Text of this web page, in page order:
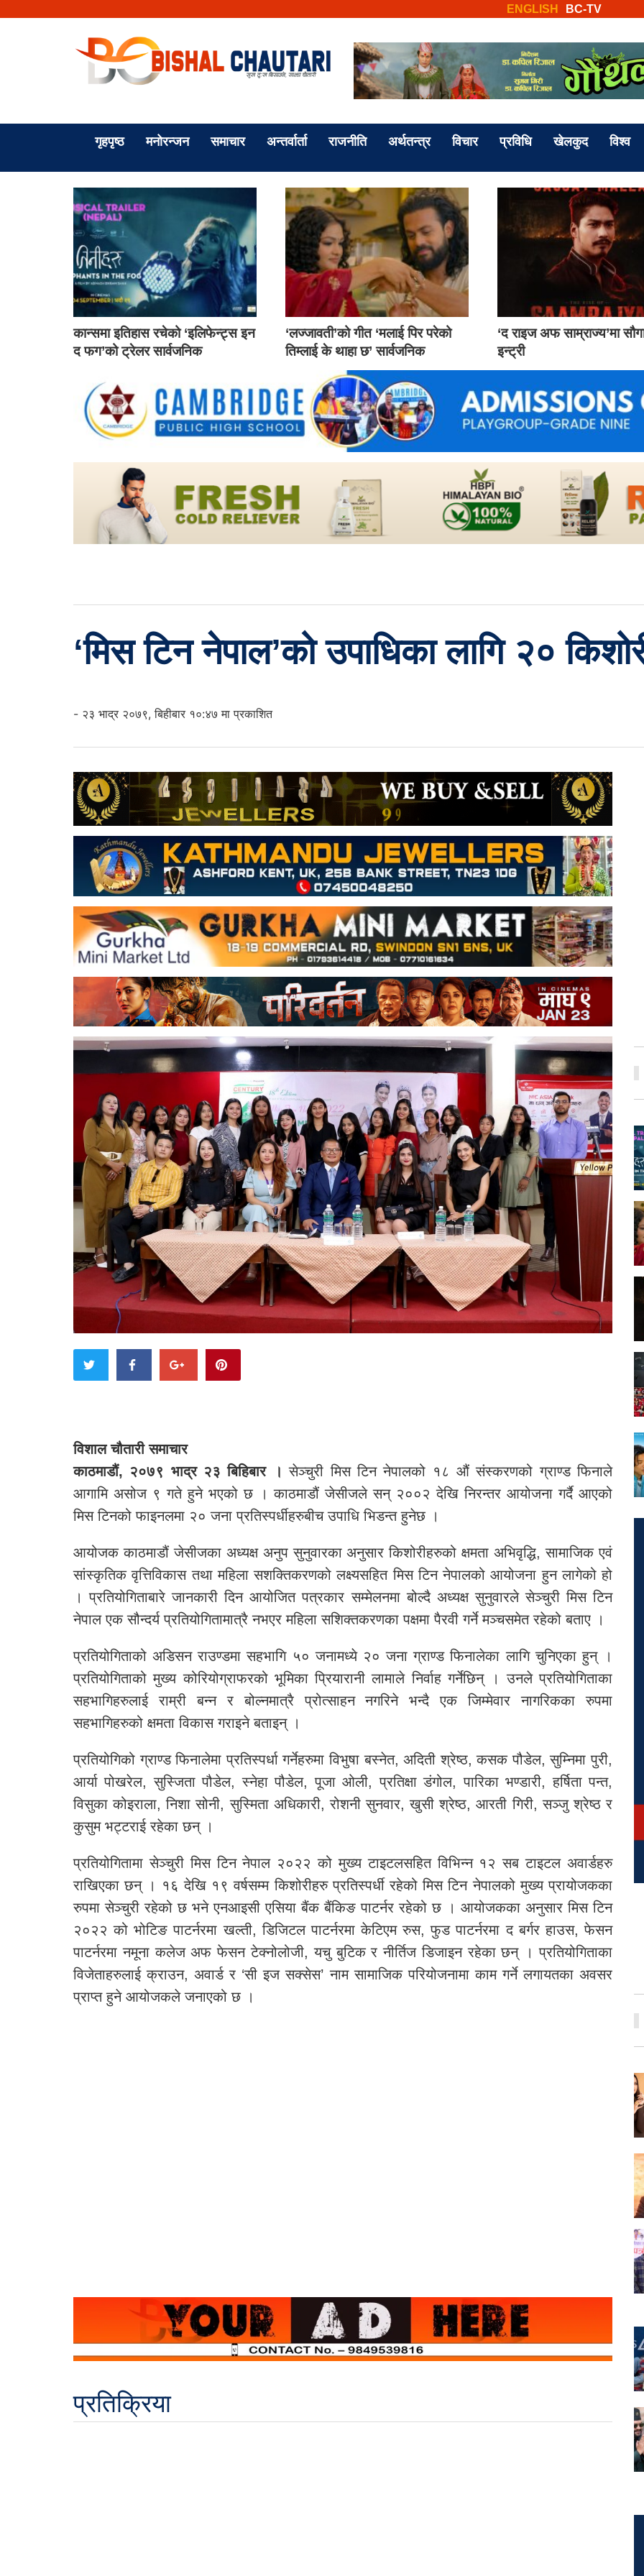
BC-TV
ENGLISH
गृहपृष्ठ मनोरन्जन समाचार अन्तर्वार्ता राजनीति अर्थतन्त्र विचार प्रविधि खेलकुद विश्व
कान्समा इतिहास रचेको ‘इलिफेन्ट्स इन
द फग’को ट्रेलर सार्वजनिक
‘लज्जावती’को गीत ‘मलाई पिर परेको
तिम्लाई के थाहा छ’ सार्वजनिक
‘द राइज अफ साम्राज्य’मा
इन्ट्री
‘मिस टिन नेपाल’को उपाधिका लागि २०
- २३ भाद्र २०७९, बिहीबार १०:४७ मा प्रकाशित
विशाल चौतारी समाचार
काठमाडौं, २०७९ भाद्र २३ बिहिबार । सेञ्चुरी मिस टिन नेपालको १८ औं संस्करणको ग्राण्ड फिनाले
आगामि असोज ९ गते हुने भएको छ । काठमाडौं जेसीजले सन् २००२ देखि निरन्तर आयोजना गर्दै आएको
मिस टिनको फाइनलमा २० जना प्रतिस्पर्धीहरुबीच उपाधि भिडन्त हुनेछ ।
आयोजक काठमाडौं जेसीजका अध्यक्ष अनुप सुनुवारका अनुसार किशोरीहरुको क्षमता अभिवृद्धि, सामाजिक एवं
सांस्कृतिक वृत्तिविकास तथा महिला सशक्तिकरणको लक्ष्यसहित मिस टिन नेपालको आयोजना हुन लागेको हो
। प्रतियोगिताबारे जानकारी दिन आयोजित पत्रकार सम्मेलनमा बोल्दै अध्यक्ष सुनुवारले सेञ्चुरी मिस टिन
नेपाल एक सौन्दर्य प्रतियोगितामात्रै नभएर महिला सशिक्तकरणका पक्षमा पैरवी गर्ने मञ्चसमेत रहेको बताए ।
प्रतियोगिताको अडिसन राउण्डमा सहभागि ५० जनामध्ये २० जना ग्राण्ड फिनालेका लागि चुनिएका हुन् ।
प्रतियोगिताको मुख्य कोरियोग्राफरको भूमिका प्रियारानी लामाले निर्वाह गर्नेछिन् । उनले प्रतियोगिताका
सहभागिहरुलाई राम्री बन्न र बोल्नमात्रै प्रोत्साहन नगरिने भन्दै एक जिम्मेवार नागरिकका रुपमा
सहभागिहरुको क्षमता विकास गराइने बताइन् ।
प्रतियोगिको ग्राण्ड फिनालेमा प्रतिस्पर्धा गर्नेहरुमा विभुषा बस्नेत, अदिती श्रेष्ठ, कसक पौडेल, सुम्निमा पुरी,
आर्या पोखरेल, सुस्जिता पौडेल, स्नेहा पौडेल, पूजा ओली, प्रतिक्षा डंगोल, पारिका भण्डारी, हर्षिता पन्त,
विसुका कोइराला, निशा सोनी, सुस्मिता अधिकारी, रोशनी सुनवार, खुसी श्रेष्ठ, आरती गिरी, सञ्जु श्रेष्ठ र
कुसुम भट्टराई रहेका छन् ।
प्रतियोगितामा सेञ्चुरी मिस टिन नेपाल २०२२ को मुख्य टाइटलसहित विभिन्न १२ सब टाइटल अवार्डहरु
राखिएका छन् । १६ देखि १९ वर्षसम्म किशोरीहरु प्रतिस्पर्धी रहेको मिस टिन नेपालको मुख्य प्रायोजकका
रुपमा सेञ्चुरी रहेको छ भने एनआइसी एसिया बैंक बैंकिङ पाटर्नर रहेको छ । आयोजकका अनुसार मिस टिन
२०२२ को भोटिङ पाटर्नरमा खल्ती, डिजिटल पाटर्नरमा केटिएम रुस, फुड पाटर्नरमा द बर्गर हाउस, फेसन
पाटर्नरमा नमूना कलेज अफ फेसन टेक्नोलोजी, यचु बुटिक र नीर्तिज डिजाइन रहेका छन् । प्रतियोगिताका
विजेताहरुलाई क्राउन, अवार्ड र ‘सी इज सक्सेस’ नाम सामाजिक परियोजनामा काम गर्ने लगायतका अवसर
प्राप्त हुने आयोजकले जनाएको छ ।
प्रतिक्रिया